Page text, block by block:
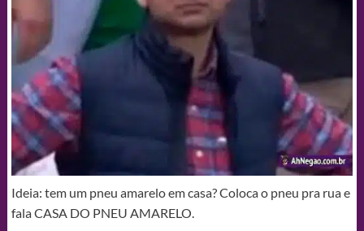
Ideia: tem um pneu amarelo em casa? Coloca o pneu pra rua e
fala CASA DO PNEU AMARELO.